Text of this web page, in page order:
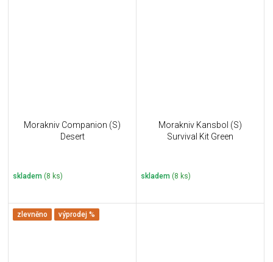
Morakniv Companion (S)
Desert
skladem (8 ks)
Morakniv Kansbol (S)
Survival Kit Green
skladem (8 ks)
zlevněno výprodej %